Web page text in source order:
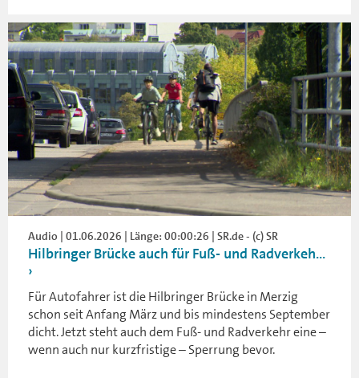
Audio | 01.06.2026 | Länge: 00:00:26 | SR.de - (c) SR
Hilbringer Brücke auch für Fuß- und Radverkeh...
Für Autofahrer ist die Hilbringer Brücke in Merzig
schon seit Anfang März und bis mindestens September
dicht. Jetzt steht auch dem Fuß- und Radverkehr eine –
wenn auch nur kurzfristige – Sperrung bevor.